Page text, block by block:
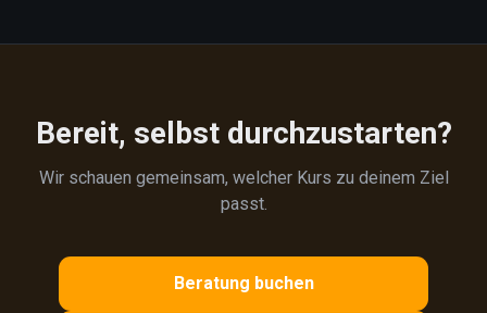
Bereit, selbst durchzustarten?
Wir schauen gemeinsam, welcher Kurs zu deinem Ziel
passt.
Beratung buchen